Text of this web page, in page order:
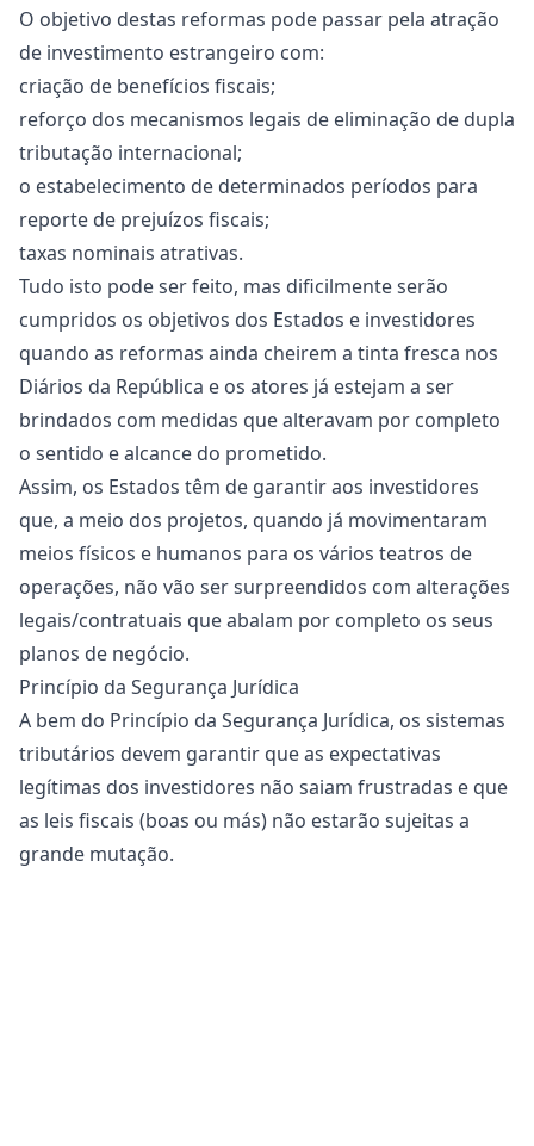
O objetivo destas reformas pode passar pela atração
de investimento estrangeiro com:
criação de benefícios fiscais;
reforço dos mecanismos legais de eliminação de dupla
tributação internacional;
o estabelecimento de determinados períodos para
reporte de prejuízos fiscais;
taxas nominais atrativas.
Tudo isto pode ser feito, mas dificilmente serão
cumpridos os objetivos dos Estados e investidores
quando as reformas ainda cheirem a tinta fresca nos
Diários da República e os atores já estejam a ser
brindados com medidas que alteravam por completo
o sentido e alcance do prometido.
Assim, os Estados têm de garantir aos investidores
que, a meio dos projetos, quando já movimentaram
meios físicos e humanos para os vários teatros de
operações, não vão ser surpreendidos com alterações
legais/contratuais que abalam por completo os seus
planos de negócio.
Princípio da Segurança Jurídica
A bem do Princípio da Segurança Jurídica, os sistemas
tributários devem garantir que as expectativas
legítimas dos investidores não saiam frustradas e que
as leis fiscais (boas ou más) não estarão sujeitas a
grande mutação.